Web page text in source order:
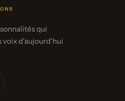
qui
voix d'aujourd'hui